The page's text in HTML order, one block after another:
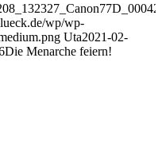
wp/wp-
Uta2021-02-
Die Menarche feiern!